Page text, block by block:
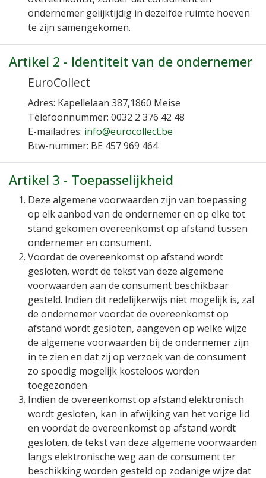
ondernemer gelijktijdig in dezelfde ruimte hoeven
te zijn samengekomen.
Artikel 2 - Identiteit van de ondernemer
EuroCollect
Adres: Kapellelaan 387,1860 Meise
Telefoonnummer: 0032 2 376 42 48
E-mailadres: info@eurocollect.be
Btw-nummer: BE 457 969 464
Artikel 3 - Toepasselijkheid
Deze algemene voorwaarden zijn van toepassing
op elk aanbod van de ondernemer en op elke tot
stand gekomen overeenkomst op afstand tussen
ondernemer en consument.
Voordat de overeenkomst op afstand wordt
gesloten, wordt de tekst van deze algemene
voorwaarden aan de consument beschikbaar
gesteld. Indien dit redelijkerwijs niet mogelijk is, zal
de ondernemer voordat de overeenkomst op
afstand wordt gesloten, aangeven op welke wijze
de algemene voorwaarden bij de ondernemer zijn
in te zien en dat zij op verzoek van de consument
zo spoedig mogelijk kosteloos worden
toegezonden.
Indien de overeenkomst op afstand elektronisch
wordt gesloten, kan in afwijking van het vorige lid
en voordat de overeenkomst op afstand wordt
gesloten, de tekst van deze algemene voorwaarden
langs elektronische weg aan de consument ter
beschikking worden gesteld op zodanige wijze dat